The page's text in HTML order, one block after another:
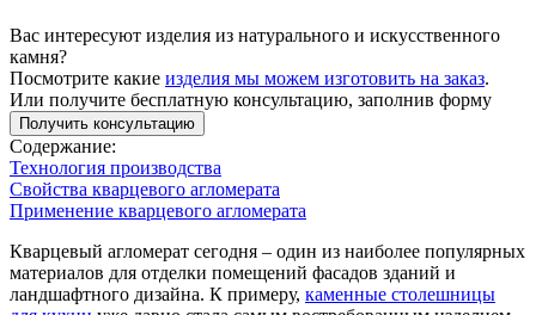
Вас интересуют изделия из натурального и искусственного
камня?
Посмотрите какие изделия мы можем изготовить на заказ.
Или получите бесплатную консультацию, заполнив форму
Получить консультацию
Содержание:
Технология производства
Свойства кварцевого агломерата
Применение кварцевого агломерата
Кварцевый агломерат сегодня – один из наиболее популярных
материалов для отделки помещений фасадов зданий и
ландшафтного дизайна. К примеру, каменные столешницы